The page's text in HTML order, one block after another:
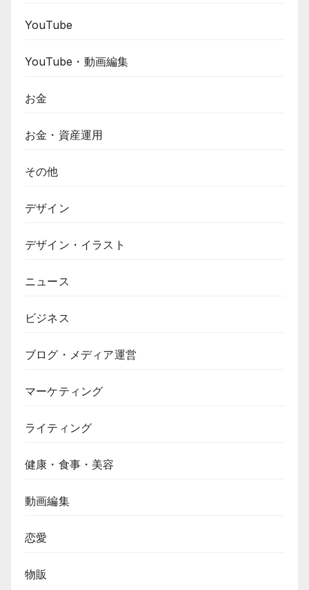
YouTube
YouTube・動画編集
お金
お金・資産運用
その他
デザイン
デザイン・イラスト
ニュース
ビジネス
ブログ・メディア運営
マーケティング
ライティング
健康・食事・美容
動画編集
恋愛
物販